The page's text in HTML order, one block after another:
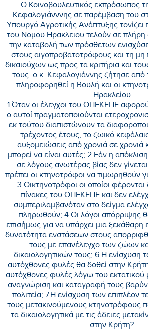
Ο Κοινοβουλευτικός εκπρόσωπος
Κεφαλογιάνννης σε παρέμβαση του
Υπουργό Αγροτικής Ανάπτυξης
του Νομου Ηρακλειου τελούν σε πλήρη
την καταβολή των πρόσθετων
στους αιγοπροβατοτρόφους και τη
δικαιούχων ως προς τα κριτήρια και
τους. ο κ. Κεφαλογιάννης ζήτησε
πληροφορηθεί η Βουλή και οι
Ηρακλείου
1.Όταν οι έλεγχοι του ΟΠΕΚΕΠΕ
ο αυτοί πραγματοποιούνται
εκ τούτου διαπιστώνουν τα
τρέχοντος έτους, το ζωικό
αυξομειώσεις από χρονιά σε χρονιά
μπορεί να είναι αυτές; 2.Εάν η
σε λόγους ανωτέρας βίας δεν
πρέπει οι κτηνοτρόφοι να τιμωρηθούν
3.Οικτηνοτρόφοι οι οποίοι φέρονται
πίνακες του ΟΠΕΚΕΠΕ και δεν
συμπεριλαμβανόταν στο δείγμα
πληρωθούν; 4.Οι λόγοι απόρριψης
επισήμως για να υπάρχει μια ξεκάθαρη
δυνατότητα ενστάσεων στους
τους με επανέλεγχο των ζώων
δικαιολογητικών τους; 6.Η ενίσχυση
αυτόχθονες φυλές θα δοθεί στην
αυτόχθονες φυλές λόγω του εκτατικού
αναγνώριση και καταγραφή τους
πολιτεία; 7.Η ενίσχυση των επιπλέον
τους μετακινούμενους κτηνοτρόφους
τα δικαιολογητικά με τις άδειες
στην Κρήτη?